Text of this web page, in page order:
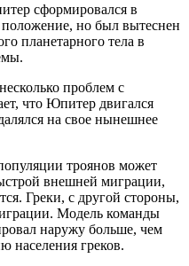
сформировался в
но был вытеснен
планетарного тела в
проблем с
что Юпитер двигался
на свое нынешнее
троянов может
внешней миграции,
Греки, с другой стороны,
Модель команды
наружу больше, чем
населения греков.